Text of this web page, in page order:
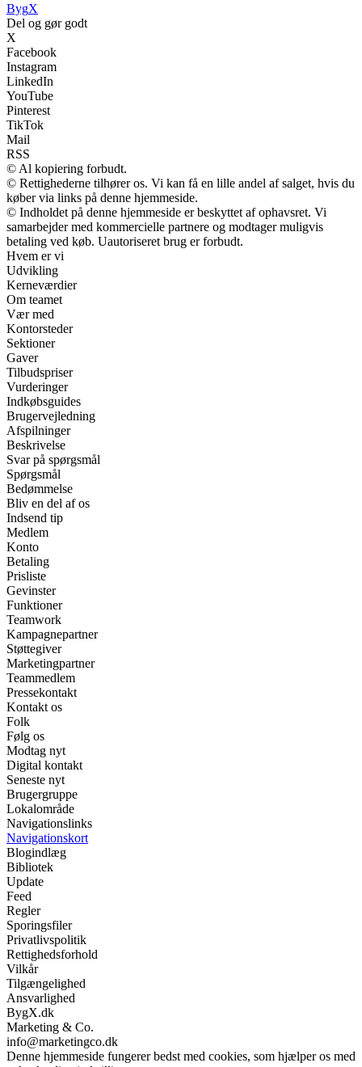
BygX
Del og gør godt
X
Facebook
Instagram
LinkedIn
YouTube
Pinterest
TikTok
Mail
RSS
© Al kopiering forbudt.
© Rettighederne tilhører os. Vi kan få en lille andel af salget, hvis du
køber via links på denne hjemmeside.
© Indholdet på denne hjemmeside er beskyttet af ophavsret. Vi
samarbejder med kommercielle partnere og modtager muligvis
betaling ved køb. Uautoriseret brug er forbudt.
Hvem er vi
Udvikling
Kerneværdier
Om teamet
Vær med
Kontorsteder
Sektioner
Gaver
Tilbudspriser
Vurderinger
Indkøbsguides
Brugervejledning
Afspilninger
Beskrivelse
Svar på spørgsmål
Spørgsmål
Bedømmelse
Bliv en del af os
Indsend tip
Medlem
Konto
Betaling
Prisliste
Gevinster
Funktioner
Teamwork
Kampagnepartner
Støttegiver
Marketingpartner
Teammedlem
Pressekontakt
Kontakt os
Folk
Følg os
Modtag nyt
Digital kontakt
Seneste nyt
Brugergruppe
Lokalområde
Navigationslinks
Navigationskort
Blogindlæg
Bibliotek
Update
Feed
Regler
Sporingsfiler
Privatlivspolitik
Rettighedsforhold
Vilkår
Tilgængelighed
Ansvarlighed
BygX.dk
Marketing & Co.
info@marketingco.dk
Denne hjemmeside fungerer bedst med cookies, som hjælper os med